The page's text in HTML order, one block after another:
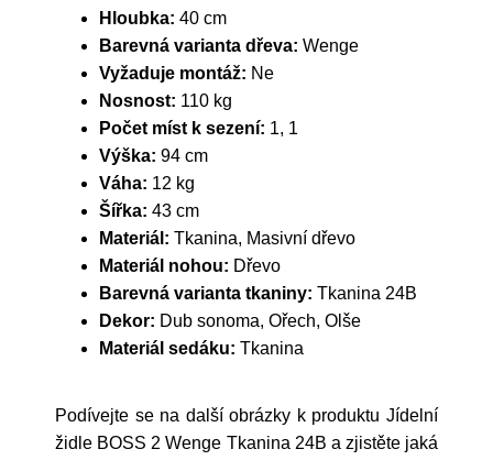
Hloubka: 40 cm
Barevná varianta dřeva: Wenge
Vyžaduje montáž: Ne
Nosnost: 110 kg
Počet míst k sezení: 1, 1
Výška: 94 cm
Váha: 12 kg
Šířka: 43 cm
Materiál: Tkanina, Masivní dřevo
Materiál nohou: Dřevo
Barevná varianta tkaniny: Tkanina 24B
Dekor: Dub sonoma, Ořech, Olše
Materiál sedáku: Tkanina
Podívejte se na další obrázky k produktu Jídelní
židle BOSS 2 Wenge Tkanina 24B a zjistěte jaká